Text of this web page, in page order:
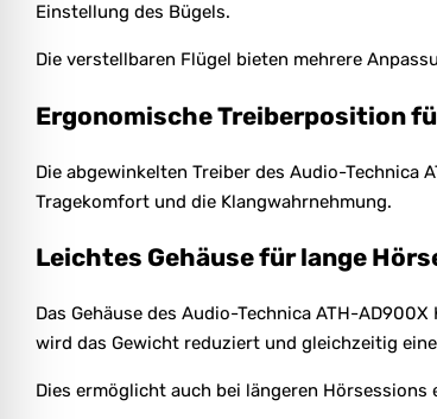
Einstellung des Bügels.
Die verstellbaren Flügel bieten mehrere
Ergonomische Treiberposition
Die abgewinkelten Treiber des Audio-Technica
Tragekomfort und die Klangwahrnehmung.
Leichtes Gehäuse für lange
Das Gehäuse des Audio-Technica ATH-
wird das Gewicht reduziert und gleichzeitig
Dies ermöglicht auch bei längeren Hörsessions